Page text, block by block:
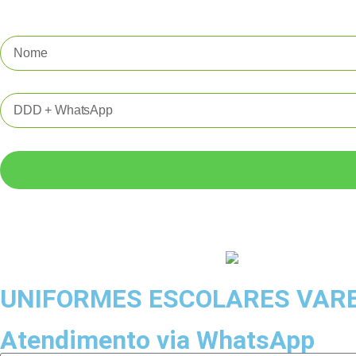
UNIFORMES ESCOLARES
Atendimento via WhatsApp